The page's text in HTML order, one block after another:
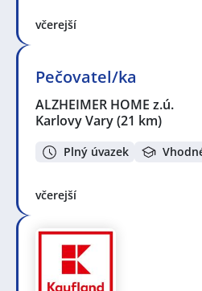
včerejší
Pečovatel/ka
ALZHEIMER HOME z.ú.
Karlovy Vary(21 km)
Plný úvazek
včerejší